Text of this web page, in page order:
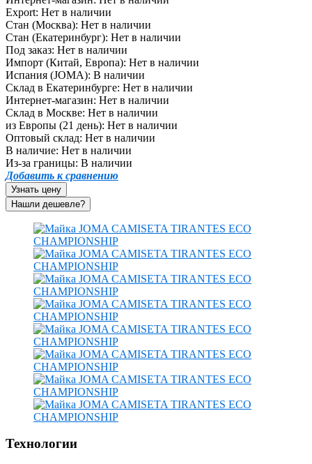
Export: Нет в наличии
Стан (Москва): Нет в наличии
Стан (Екатеринбург): Нет в наличии
Под заказ: Нет в наличии
Импорт (Китай, Европа): Нет в наличии
Испания (JOMA): В наличии
Склад в Екатеринбурге: Нет в наличии
Интернет-магазин: Нет в наличии
Склад в Москве: Нет в наличии
из Европы (21 день): Нет в наличии
Оптовый склад: Нет в наличии
В наличие: Нет в наличии
Из-за границы: В наличии
Добавить к сравнению
Узнать цену
Технологии